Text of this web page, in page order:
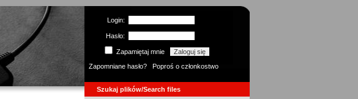
Login:
Hasło:
Zapamiętaj mnie
Zapomniane hasło?
Poproś o członkostwo
Szukaj plików/Search files